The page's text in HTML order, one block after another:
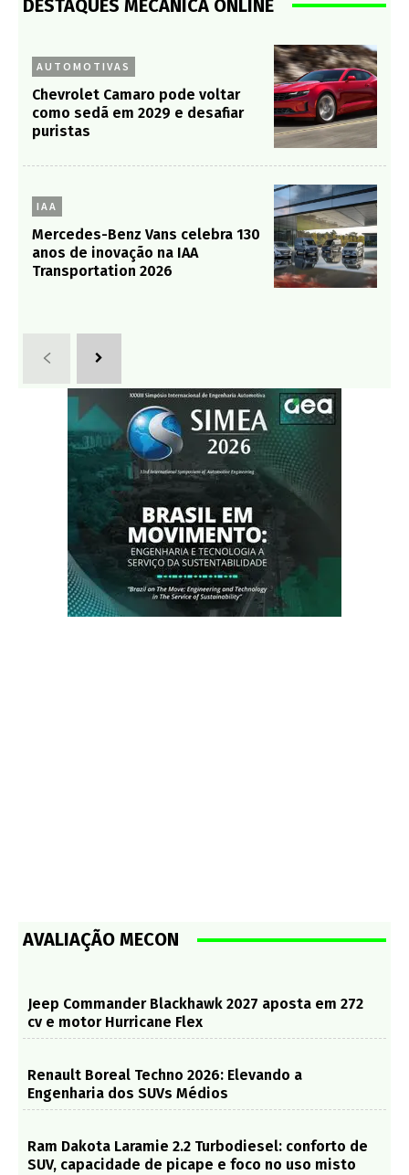
DESTAQUES MECÂNICA ONLINE
AUTOMOTIVAS
Chevrolet Camaro pode voltar
como sedã em 2029 e desafiar
puristas
IAA
Mercedes-Benz Vans celebra 130
anos de inovação na IAA
Transportation 2026
AVALIAÇÃO MECON
Jeep Commander Blackhawk 2027 aposta em 272
cv e motor Hurricane Flex
Renault Boreal Techno 2026: Elevando a
Engenharia dos SUVs Médios
Ram Dakota Laramie 2.2 Turbodiesel: conforto de
SUV, capacidade de picape e foco no uso misto